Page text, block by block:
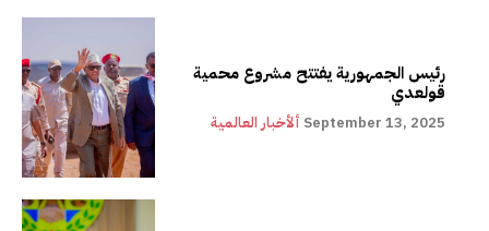
رئيس الجمهورية يفتتح مشروع محمية
قولعدي
ألأخبار العالمية September 13, 2025